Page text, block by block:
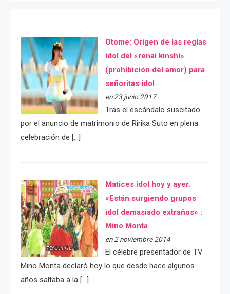
Otome: Orígen de las reglas
idol del «renai kinshi»
(prohibición del amor) para
señoritas idol
en 23 junio 2017
Tras el escándalo suscitado
por el anuncio de matrimonio de Ririka Suto en plena
celebración de […]
Matices idol hoy y ayer.
«Están surgiendo grupos
idol demasiado extraños» :
Mino Monta
en 2 noviembre 2014
El célebre presentador de TV
Mino Monta declaró hoy lo que desde hace algunos
años saltaba a la […]